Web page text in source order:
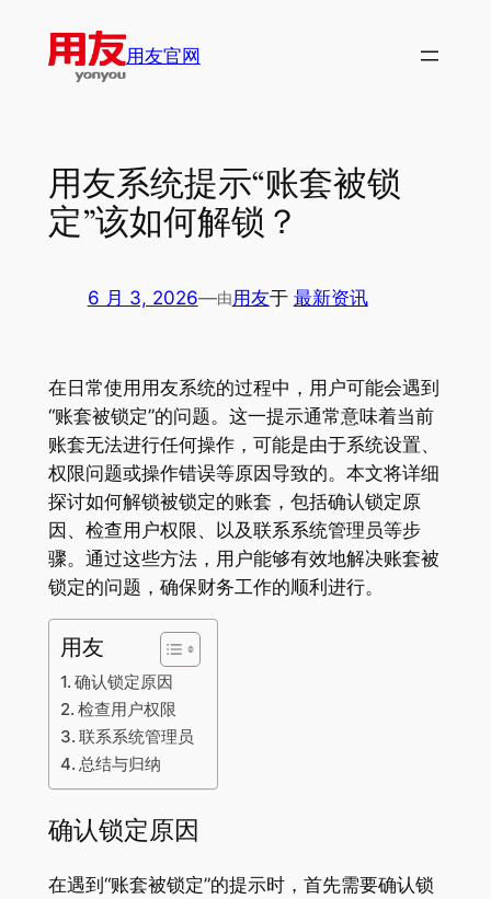
用友官网
用友系统提示“账套被锁
定”该如何解锁？
6 月 3, 2026—由用友于 最新资讯
在日常使用用友系统的过程中，用户可能会遇到
“账套被锁定”的问题。这一提示通常意味着当前
账套无法进行任何操作，可能是由于系统设置、
权限问题或操作错误等原因导致的。本文将详细
探讨如何解锁被锁定的账套，包括确认锁定原
因、检查用户权限、以及联系系统管理员等步
骤。通过这些方法，用户能够有效地解决账套被
锁定的问题，确保财务工作的顺利进行。
用友
确认锁定原因
检查用户权限
联系系统管理员
总结与归纳
确认锁定原因
在遇到“账套被锁定”的提示时，首先需要确认锁